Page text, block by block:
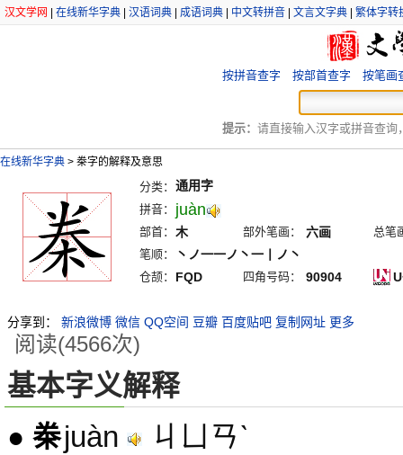
汉文学网 在线新华字典 汉语词典 成语词典 中文转拼音 文言文字典 繁体字转
按拼音查字 按部首查字 按笔画
提示： 请直接输入汉字或拼音查询
在线新华字典 > 桊字的解释及意思
分类： 通用字
拼音： juàn
部首： 木 部外笔画： 六画
总笔
笔顺：
丶ノ一一ノ丶一丨ノ丶
仓颉： FQD 四角号码： 90904
分享到： 新浪微博 微信 QQ空间 豆瓣 百度贴吧 复制网址 更多
阅读(4566次)
基本字义解释
● 桊juàn ㄐㄩㄢˋ